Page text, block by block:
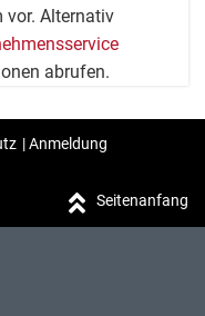
vor. Alternativ
abrufen.
|Anmeldung
Seitenanfang